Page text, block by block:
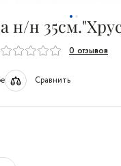
н/н
0 отзывов
Сравнить